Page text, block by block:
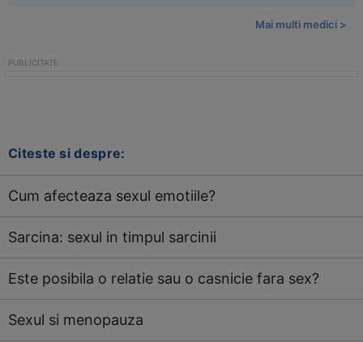
Mai multi medici >
Citeste si despre:
Cum afecteaza sexul emotiile?
Sarcina: sexul in timpul sarcinii
Este posibila o relatie sau o casnicie fara sex?
Sexul si menopauza